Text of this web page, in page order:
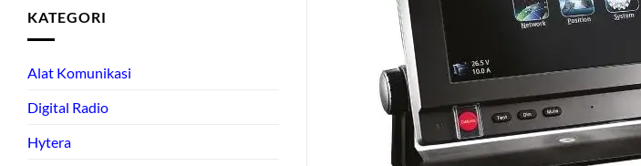
KATEGORI
Alat Komunikasi
Digital Radio
Hytera